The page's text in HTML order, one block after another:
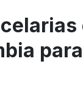
para